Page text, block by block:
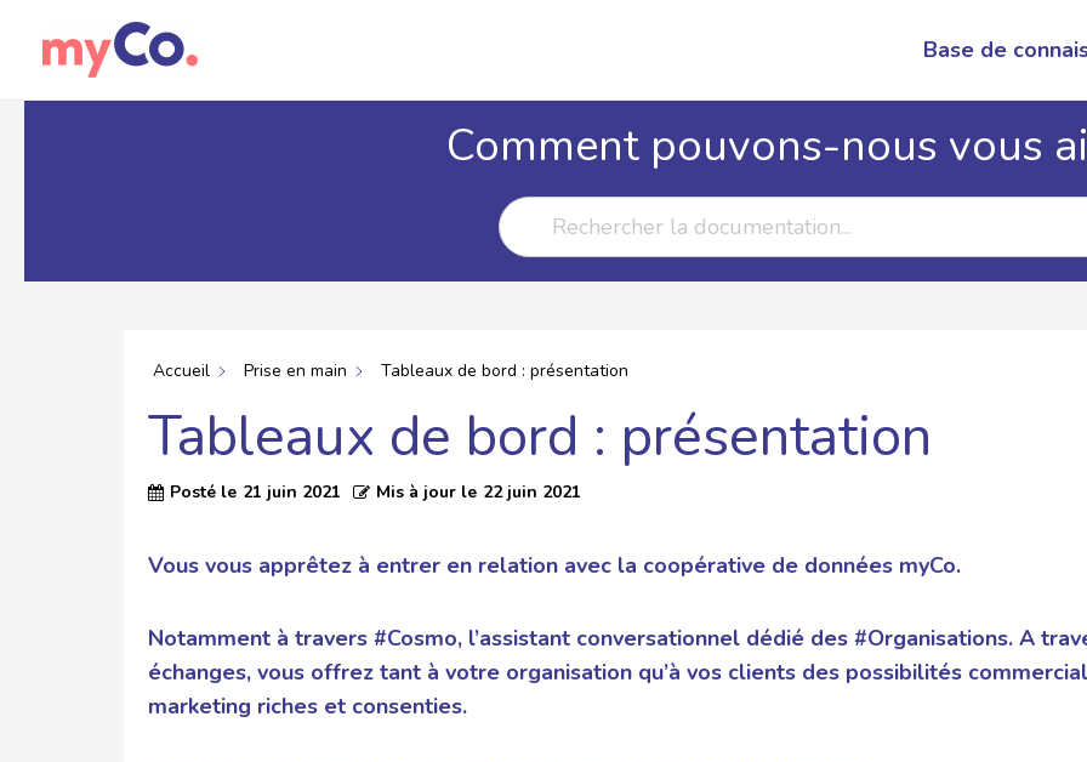
Base de
Comment pouvons-nous vous
Accueil Prise en main Tableaux de bord : présentation
Tableaux de bord : présentation
Posté le 21 juin 2021 Mis à jour le 22 juin 2021
Vous vous apprêtez à entrer en relation avec la coopérative de données myCo.
Notamment à travers #Cosmo, l’assistant conversationnel dédié des #Organisations. A
échanges, vous offrez tant à votre organisation qu’à vos clients des possibilités
marketing riches et consenties.